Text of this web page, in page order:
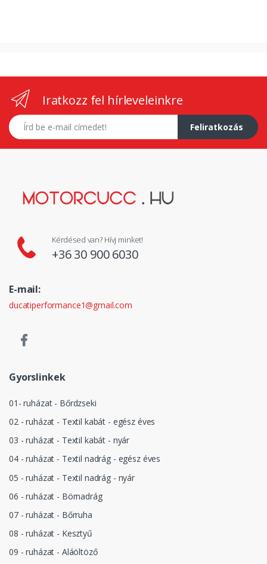
Iratkozz fel hírleveleinkre
E-mail címed
Feliratkozás
Kérdésed van? Hívj minket!
+36 30 900 6030
E-mail:
ducatiperformance1@gmail.com
Gyorslinkek
01- ruházat - Bőrdzseki
02 - ruházat - Textil kabát - egész éves
03 - ruházat - Textil kabát - nyár
04 - ruházat - Textil nadrág - egész éves
05 - ruházat - Textil nadrág - nyár
06 - ruházat - Börnadrág
07 - ruházat - Bőrruha
08 - ruházat - Kesztyű
09 - ruházat - Aláöltöző